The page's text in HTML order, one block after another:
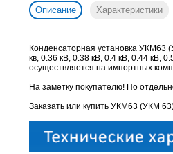
Описание Характеристики
Конденсаторная установка УКМ63
кв, 0.36 кВ, 0.38 кВ, 0.4 кВ, 0.44 кВ,
осуществляется на импортных
На заметку покупателю! По
Заказать или купить УКМ63 (УКМ